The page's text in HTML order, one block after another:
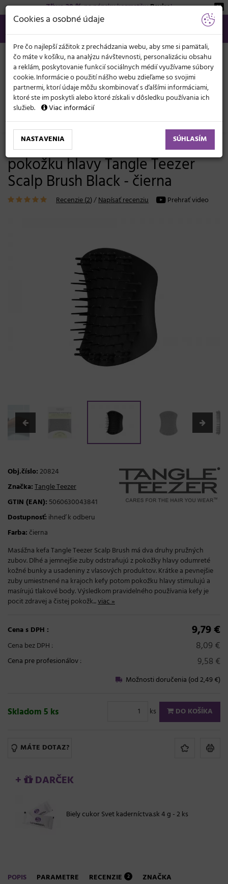
Zľava 20 %na pánsku kozmetikuBeviro!
02/21 201 099
info@svetkadernictva.sk
Po−pia: 8−17
Všetko o nákupe €
KATEGÓRIE
MENU
Kadernícke potreby Kefy Masážne
Masážna exfoliačná kefa na
pokožku hlavy Tangle Teezer
Scalp Brush Black - čierna
Recenzie (2)/Napísať recenziu Prehrať video
Obj.číslo:20824
Značka:Tangle Teezer
GTIN (EAN): 5060630043841
Dostupnosť: ihneď k odberu
Farba: čierna
Masážna kefa Tangle Teezer Scalp Brush má dva druhy pružných
zubov. Dlhé a jemnejšie zuby odstraňujú z pokožky hlavy odumreté
kožné bunky a usadeniny z vlasových produktov. Krátke a pevnejšie
zuby umiestnené na krajoch kefy potom pokožku hlavy stimulujú a
masírujú tlakové body. Výsledkom pravidelného používania kefy je
pocit zdravej a čistej pokožk...viac »
Cena s DPH : 9,79 €
Cena bez DPH : 8,09 €
Cena pre profesionálov: 9,58 €
Možnosti doručenia (od 2,49 €)
Skladom 5 ks ks DO KOŠÍKA
MÁTE DOTAZ?
+ DARČEK
Biely cukor Svet kaderníctva.sk 4 g - 2 ks
POPIS PARAMETRE RECENZIE 2 ZNAČKA
Cookies a osobné údaje
Pre čo najlepší zážitok z prechádzania webu, aby sme si pamätali,
čo máte v košíku, na analýzu návštevnosti, personalizáciu obsahu
a reklám, poskytovanie funkcií sociálnych médií využívame súbory
cookie. Informácie o použití nášho webu zdieľame so svojimi
partnermi, ktorí údaje môžu skombinovať s ďalšími informáciami,
ktoré ste im poskytli alebo ktoré získali v dôsledku používania ich
služieb.
Viac informácií
NASTAVENIA SÚHLASÍM